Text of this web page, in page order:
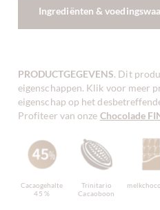
Ingrediënten &
PRODUCTGEGEVENS. Dit
eigenschappen. Klik voor meer
eigenschap op het
Profiteer van onze Chocolade
Cacaogehalte
45 %
Trinitario
Cacaoboon